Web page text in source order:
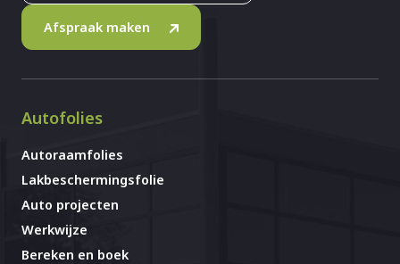
Afspraak maken
Autofolies
Autoraamfolies
Lakbeschermingsfolie
Auto projecten
Werkwijze
Bereken en boek